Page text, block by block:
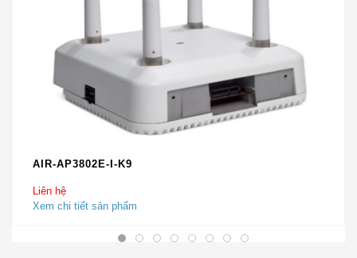
AIR-AP3802E-I-K9
Liên hệ
Xem chi tiết sản phẩm